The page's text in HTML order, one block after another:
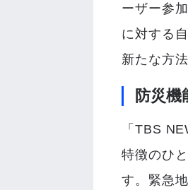
ーザー参
に対する
新たな方
防災機
「TBS
特徴のひ
す。緊急